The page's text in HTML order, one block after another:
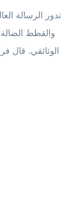
تدور الرسالة
والقطط
الوثائقي. قال